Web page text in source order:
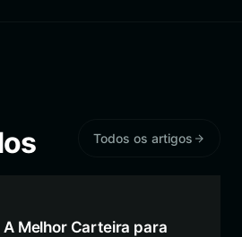
Todos os artigos
Melhor Carteira para